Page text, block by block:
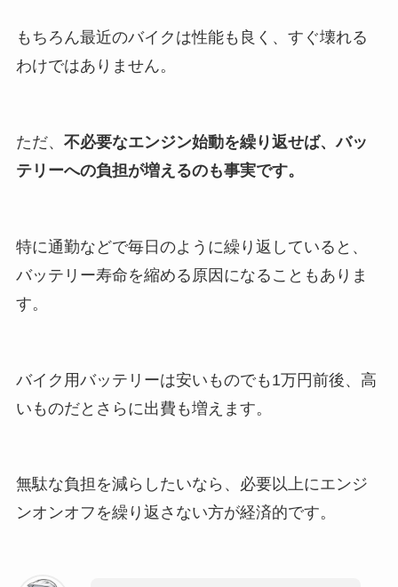
もちろん最近のバイクは性能も良く、すぐ壊れる
わけではありません。
ただ、 不必要なエンジン始動を繰り返せば、バッ
テリーへの負担が増えるのも事実です。
特に通勤などで毎日のように繰り返していると、
バッテリー寿命を縮める原因になることもありま
す。
バイク用バッテリーは安いものでも1万円前後、高
いものだとさらに出費も増えます。
無駄な負担を減らしたいなら、必要以上にエンジ
ンオンオフを繰り返さない方が経済的です。